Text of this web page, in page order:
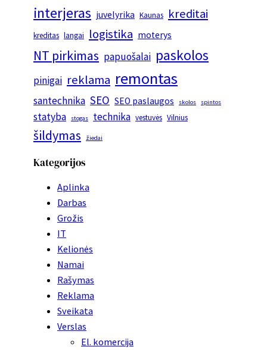
interjeras juvelyrika Kaunas kreditai
kreditas langai logistika moterys
NT pirkimas papuošalai paskolos
pinigai reklama remontas
santechnika SEO SEO paslaugos skolos spintos
statyba stogas technika vestuvės Vilnius
šildymas žiedai
Kategorijos
Aplinka
Darbas
Grožis
IT
Kelionės
Namai
Rašymas
Reklama
Sveikata
Verslas
El. komercija